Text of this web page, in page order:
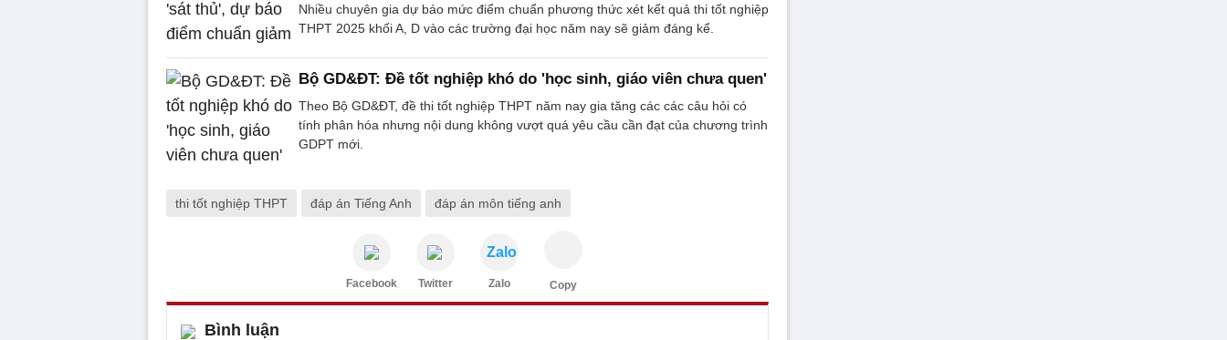
Nhiều chuyên gia dự báo mức điểm chuẩn phương thức xét kết quả thi tốt nghiệp
THPT 2025 khối A, D vào các trường đại học năm nay sẽ giảm đáng kể.
Bộ GD&ĐT: Đề tốt nghiệp khó do 'học sinh, giáo viên chưa quen'
Theo Bộ GD&ĐT, đề thi tốt nghiệp THPT năm nay gia tăng các các câu hỏi có
tính phân hóa nhưng nội dung không vượt quá yêu cầu cần đạt của chương trình
GDPT mới.
thi tốt nghiệp THPT đáp án Tiếng Anh đáp án môn tiếng anh
Facebook Twitter
Zalo
Zalo Copy
Bình luận